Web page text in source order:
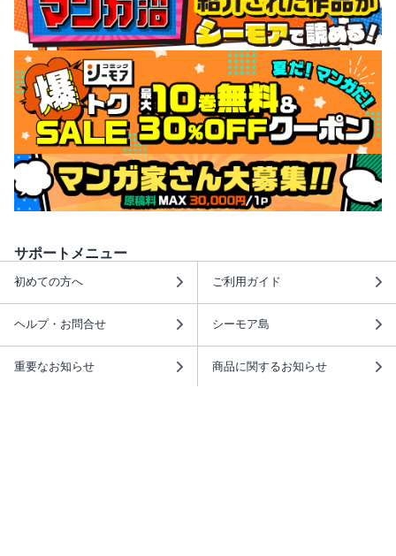
サポートメニュー
初めての方へ ご利用ガイド
ヘルプ・お問合せ シーモア島
重要なお知らせ 商品に関するお知らせ